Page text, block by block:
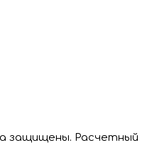
защищены. Расчетный